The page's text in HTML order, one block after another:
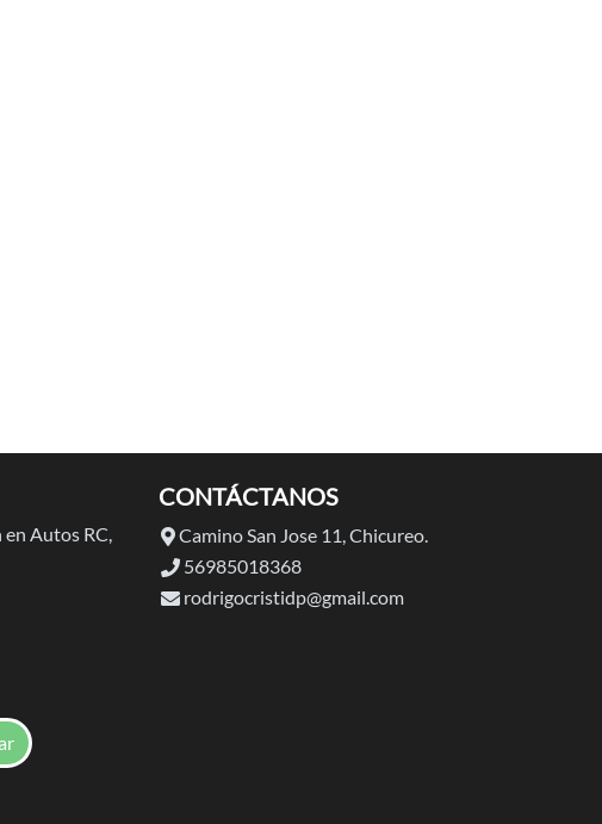
Autos RC,
CONTÁCTANOS
Camino San Jose 11, Chicureo.
56985018368
rodrigocristidp@gmail.com